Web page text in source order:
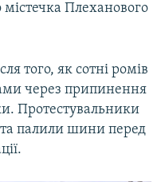
Плеханового
того, як сотні ромів
через припинення
Протестувальники
палили шини перед